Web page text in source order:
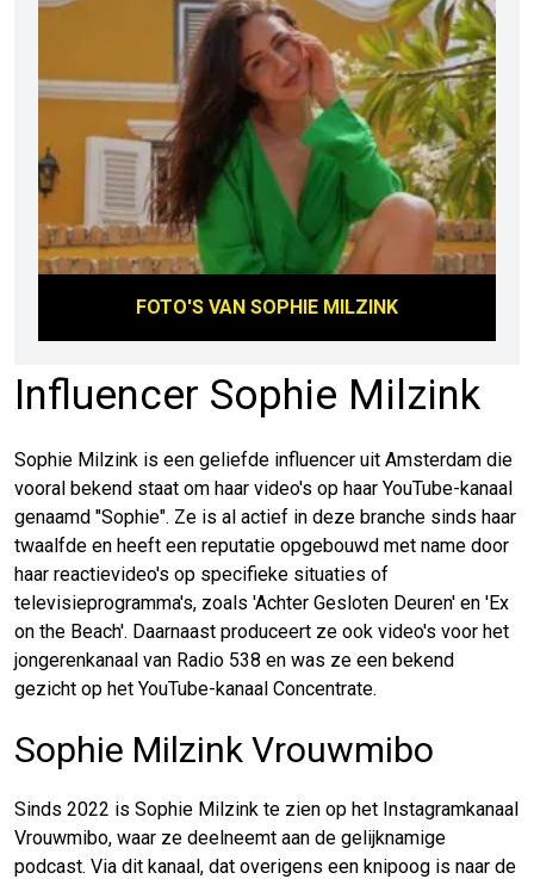
Influencer Sophie Milzink
Sophie Milzink is een geliefde influencer uit Amsterdam die
vooral bekend staat om haar video's op haar YouTube-kanaal
genaamd "Sophie". Ze is al actief in deze branche sinds haar
twaalfde en heeft een reputatie opgebouwd met name door
haar reactievideo's op specifieke situaties of
televisieprogramma's, zoals 'Achter Gesloten Deuren' en 'Ex
on the Beach'. Daarnaast produceert ze ook video's voor het
jongerenkanaal van Radio 538 en was ze een bekend
gezicht op het YouTube-kanaal Concentrate.
Sophie Milzink Vrouwmibo
Sinds 2022 is Sophie Milzink te zien op het Instagramkanaal
Vrouwmibo, waar ze deelneemt aan de gelijknamige
podcast. Via dit kanaal, dat overigens een knipoog is naar de
FOTO'S VAN SOPHIE MILZINK